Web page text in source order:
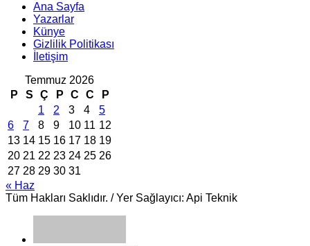
Ana Sayfa
Yazarlar
Künye
Gizlilik Politikası
İletişim
Temmuz 2026
P
S Ç P C C
P
1
2 3 4
5
6
7 8 9 10 11 12
13 14 15 16 17 18 19
20 21 22 23 24 25 26
27 28 29 30 31
« Haz
Tüm Hakları Saklıdır. / Yer Sağlayıcı: Api Teknik